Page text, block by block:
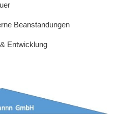
Beanstandungen
Entwicklung